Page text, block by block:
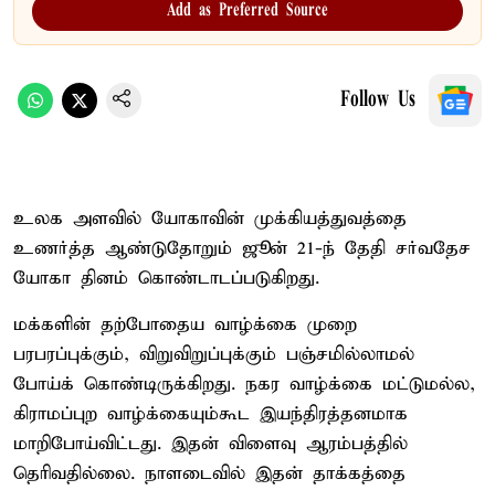
Add as Preferred Source
Follow Us
உலக அளவில் யோகாவின் முக்கியத்துவத்தை
உணர்த்த ஆண்டுதோறும் ஜூன் 21-ந் தேதி சர்வதேச
யோகா தினம் கொண்டாடப்படுகிறது.
மக்களின் தற்போதைய வாழ்க்கை முறை
பரபரப்புக்கும், விறுவிறுப்புக்கும் பஞ்சமில்லாமல்
போய்க் கொண்டிருக்கிறது. நகர வாழ்க்கை மட்டுமல்ல,
கிராமப்புற வாழ்க்கையும்கூட இயந்திரத்தனமாக
மாறிபோய்விட்டது. இதன் விளைவு ஆரம்பத்தில்
தெரிவதில்லை. நாளடைவில் இதன் தாக்கத்தை